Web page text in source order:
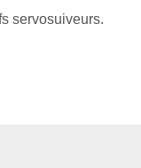
servosuiveurs.